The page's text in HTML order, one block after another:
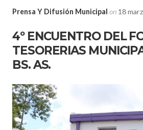
Prensa Y Difusión Municipal on 18
4º ENCUENTRO DEL
TESORERIAS
BS. AS.